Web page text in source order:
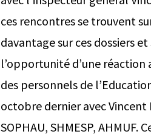
ces rencontres se trouvent
davantage sur ces dossiers
l’opportunité d’une
des personnels de
octobre dernier avec
SOPHAU, SHMESP,